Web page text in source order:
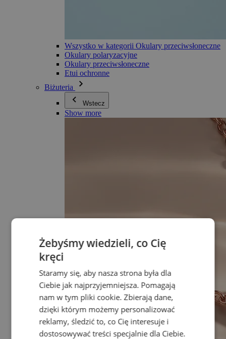
Wszystko w kategorii Okulary przeciwsłoneczne
Okulary polaryzacyjne
Okulary przeciwsłoneczne
Etui ochronne
Biżuteria
Wstecz
Show more
Żebyśmy wiedzieli, co Cię
kręci
Staramy się, aby nasza strona była dla
Ciebie jak najprzyjemniejsza. Pomagają
nam w tym pliki cookie. Zbierają dane,
dzięki którym możemy personalizować
reklamy, śledzić to, co Cię interesuje i
dostosowywać treści specjalnie dla Ciebie.